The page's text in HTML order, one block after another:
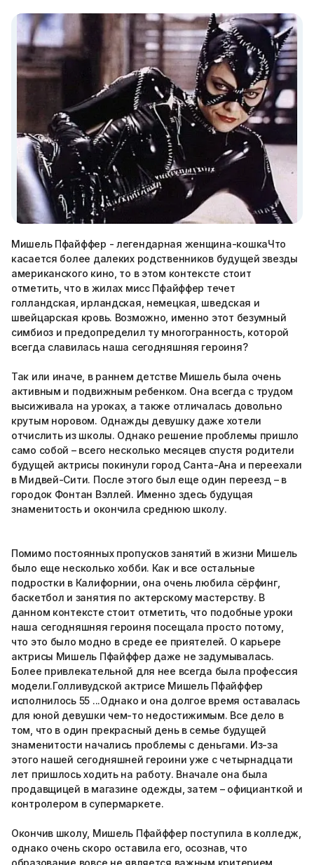
Мишель Пфайффер - легендарная женщина-кошкаЧто
касается более далеких родственников будущей звезды
американского кино, то в этом контексте стоит
отметить, что в жилах мисс Пфайффер течет
голландская, ирландская, немецкая, шведская и
швейцарская кровь. Возможно, именно этот безумный
симбиоз и предопределил ту многогранность, которой
всегда славилась наша сегодняшняя героиня?
Так или иначе, в раннем детстве Мишель была очень
активным и подвижным ребенком. Она всегда с трудом
высиживала на уроках, а также отличалась довольно
крутым норовом. Однажды девушку даже хотели
отчислить из школы. Однако решение проблемы пришло
само собой – всего несколько месяцев спустя родители
будущей актрисы покинули город Санта-Ана и переехали
в Мидвей-Сити. После этого был еще один переезд – в
городок Фонтан Вэллей. Именно здесь будущая
знаменитость и окончила среднюю школу.
Помимо постоянных пропусков занятий в жизни Мишель
было еще несколько хобби. Как и все остальные
подростки в Калифорнии, она очень любила сёрфинг,
баскетбол и занятия по актерскому мастерству. В
данном контексте стоит отметить, что подобные уроки
наша сегодняшняя героиня посещала просто потому,
что это было модно в среде ее приятелей. О карьере
актрисы Мишель Пфайффер даже не задумывалась.
Более привлекательной для нее всегда была профессия
модели.Голливудской актрисе Мишель Пфайффер
исполнилось 55 ...Однако и она долгое время оставалась
для юной девушки чем-то недостижимым. Все дело в
том, что в один прекрасный день в семье будущей
знаменитости начались проблемы с деньгами. Из-за
этого нашей сегодняшней героини уже с четырнадцати
лет пришлось ходить на работу. Вначале она была
продавщицей в магазине одежды, затем – официанткой и
контролером в супермаркете.
Окончив школу, Мишель Пфайффер поступила в колледж,
однако очень скоро оставила его, осознав, что
образование вовсе не является важным критерием